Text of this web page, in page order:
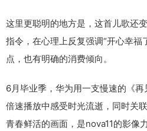
这里更聪明的地方是，这首儿歌还
指令，在心理上反复强调“开心幸福
点，也有明确的消费倾向。
6月毕业季，华为用一支慢速的《
倍速播放中感受时光流逝，同时关
青春鲜活的画面，是nova11的影像